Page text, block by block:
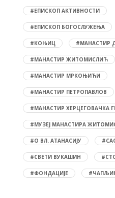
#ЕПИСКОП АКТИВНОСТИ
#ЕПИСКОП БОГОСЛУЖЕЊА
#КОЊИЦ #МАНАСТИР
#МАНАСТИР ЖИТОМИСЛИЋ
#МАНАСТИР МРКОЊИЋИ
#МАНАСТИР ПЕТРОПАВЛОВ
#МАНАСТИР ХЕРЦЕГОВАЧКА
#МУЗЕЈ МАНАСТИРА
#О ВЛ. АТАНАСИЈУ
#СВЕТИ ВУКАШИН
#ФОНДАЦИЈЕ